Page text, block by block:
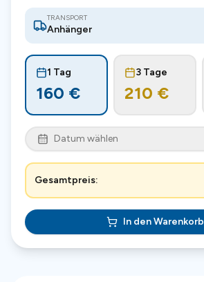
TRANSPORT
Anhänger
1 Tag
160 €
3 Tage
210 €
Datum wählen
Gesamtpreis:
In den Warenkorb